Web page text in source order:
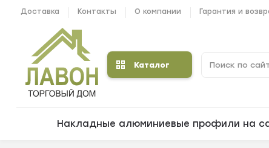
Доставка Контакты О компании Гарантия и
Каталог
Накладные алюминиевые профили на